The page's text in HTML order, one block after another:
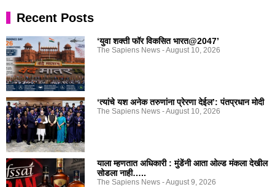
Recent Posts
‘युवा शक्ती फॉर विकसित भारत@2047’
The Sapiens News August 10, 2026
‘त्यांचे यश अनेक तरुणांना प्रेरणा देईल’: पंतप्रधान मोदी
The Sapiens News August 10, 2026
याला म्हणतात अधिकारी : मुंडेंनी आता ओल्ड मंकला देखील
सोडला नाही…..
The Sapiens News August 9, 2026